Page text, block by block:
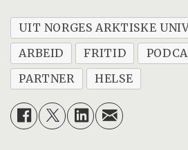
UIT NORGES ARKTISKE
ARBEID
FRITID
PARTNER
HELSE